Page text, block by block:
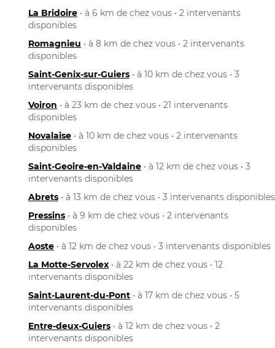
La Bridoire • à 6 km de chez vous • 2 intervenants
disponibles
Romagnieu • à 8 km de chez vous • 2 intervenants
disponibles
Saint-Genix-sur-Guiers • à 10 km de chez vous • 3
intervenants disponibles
Voiron • à 23 km de chez vous • 21 intervenants
disponibles
Novalaise • à 10 km de chez vous • 2 intervenants
disponibles
Saint-Geoire-en-Valdaine • à 12 km de chez vous • 3
intervenants disponibles
Abrets • à 13 km de chez vous • 3 intervenants disponibles
Pressins • à 9 km de chez vous • 2 intervenants
disponibles
Aoste • à 12 km de chez vous • 3 intervenants disponibles
La Motte-Servolex • à 22 km de chez vous • 12
intervenants disponibles
Saint-Laurent-du-Pont • à 17 km de chez vous • 5
intervenants disponibles
Entre-deux-Guiers • à 12 km de chez vous • 2
intervenants disponibles